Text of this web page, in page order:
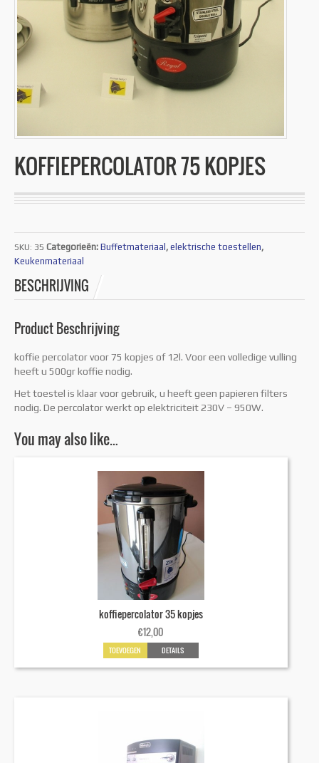
KOFFIEPERCOLATOR 75 KOPJES
SKU: 35 Categorieën: Buffetmateriaal , elektrische toestellen,
Keukenmateriaal
BESCHRIJVING
Product Beschrijving
koffie percolator voor 75 kopjes of 12l. Voor een volledige vulling
heeft u 500gr koffie nodig.
Het toestel is klaar voor gebruik, u heeft geen papieren filters
nodig. De percolator werkt op elektriciteit 230V – 950W.
You may also like…
koffiepercolator 35 kopjes
€12,00
TOEVOEGEN DETAILS